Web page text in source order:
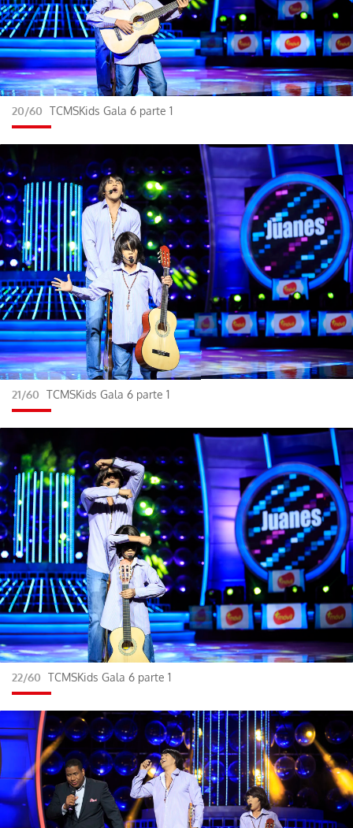
20/60 TCMSKids Gala 6 parte 1
21/60 TCMSKids Gala 6 parte 1
22/60 TCMSKids Gala 6 parte 1